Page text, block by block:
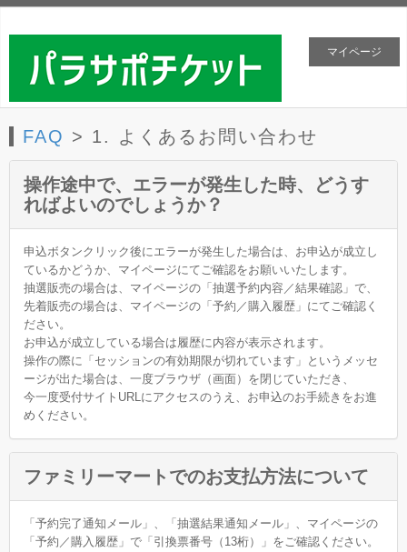
マイページ
FAQ > 1. よくあるお問い合わせ
操作途中で、エラーが発生した時、どうす
ればよいのでしょうか？
申込ボタンクリック後にエラーが発生した場合は、お申込が成立し
ているかどうか、マイページにてご確認をお願いいたします。
抽選販売の場合は、マイページの「抽選予約内容／結果確認」で、
先着販売の場合は、マイページの「予約／購入履歴」にてご確認く
ださい。
お申込が成立している場合は履歴に内容が表示されます。
操作の際に「セッションの有効期限が切れています」というメッセ
ージが出た場合は、一度ブラウザ（画面）を閉じていただき、
今一度受付サイトURLにアクセスのうえ、お申込のお手続きをお進
めください。
ファミリーマートでのお支払方法について
「予約完了通知メール」、「抽選結果通知メール」、マイページの
「予約／購入履歴」で「引換票番号（13桁）」をご確認ください。